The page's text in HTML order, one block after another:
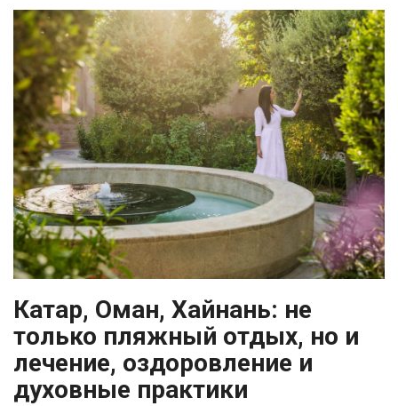
Катар, Оман, Хайнань: не
только пляжный отдых, но и
лечение, оздоровление и
духовные практики